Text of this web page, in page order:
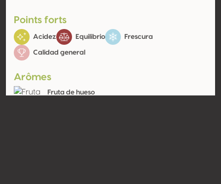
Points forts
Acidez Equilibrio Frescura
Calidad general
Arômes
Fruta de hueso